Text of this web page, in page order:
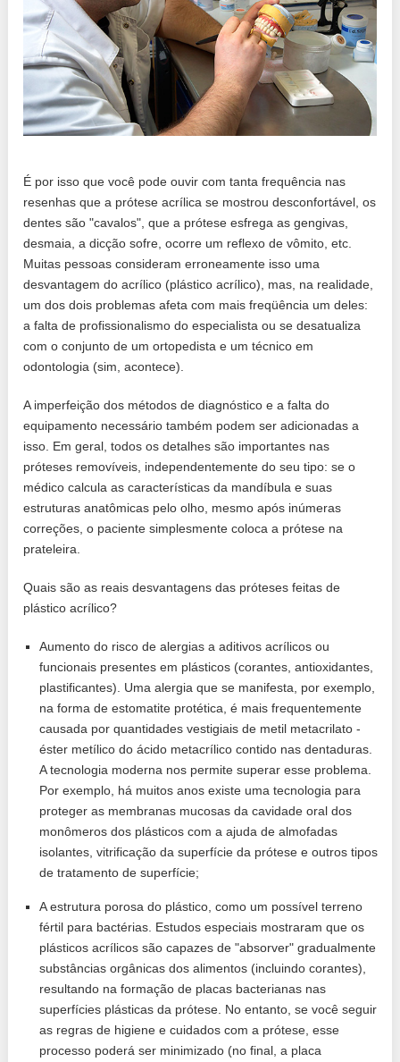
É por isso que você pode ouvir com tanta frequência nas
resenhas que a prótese acrílica se mostrou desconfortável, os
dentes são "cavalos", que a prótese esfrega as gengivas,
desmaia, a dicção sofre, ocorre um reflexo de vômito, etc.
Muitas pessoas consideram erroneamente isso uma
desvantagem do acrílico (plástico acrílico), mas, na realidade,
um dos dois problemas afeta com mais freqüência um deles:
a falta de profissionalismo do especialista ou se desatualiza
com o conjunto de um ortopedista e um técnico em
odontologia (sim, acontece).
A imperfeição dos métodos de diagnóstico e a falta do
equipamento necessário também podem ser adicionadas a
isso. Em geral, todos os detalhes são importantes nas
próteses removíveis, independentemente do seu tipo: se o
médico calcula as características da mandíbula e suas
estruturas anatômicas pelo olho, mesmo após inúmeras
correções, o paciente simplesmente coloca a prótese na
prateleira.
Quais são as reais desvantagens das próteses feitas de
plástico acrílico?
Aumento do risco de alergias a aditivos acrílicos ou
funcionais presentes em plásticos (corantes, antioxidantes,
plastificantes). Uma alergia que se manifesta, por exemplo,
na forma de estomatite protética, é mais frequentemente
causada por quantidades vestigiais de metil metacrilato -
éster metílico do ácido metacrílico contido nas dentaduras.
A tecnologia moderna nos permite superar esse problema.
Por exemplo, há muitos anos existe uma tecnologia para
proteger as membranas mucosas da cavidade oral dos
monômeros dos plásticos com a ajuda de almofadas
isolantes, vitrificação da superfície da prótese e outros tipos
de tratamento de superfície;
A estrutura porosa do plástico, como um possível terreno
fértil para bactérias. Estudos especiais mostraram que os
plásticos acrílicos são capazes de "absorver" gradualmente
substâncias orgânicas dos alimentos (incluindo corantes),
resultando na formação de placas bacterianas nas
superfícies plásticas da prótese. No entanto, se você seguir
as regras de higiene e cuidados com a prótese, esse
processo poderá ser minimizado (no final, a placa